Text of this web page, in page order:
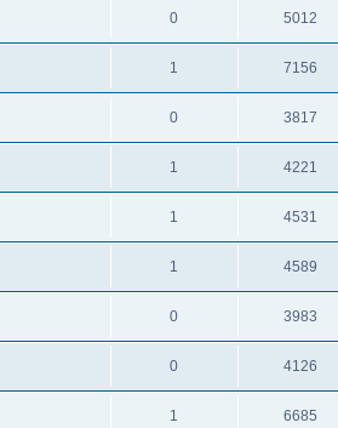
0 5012
1 7156
0 3817
1 4221
1 4531
1 4589
0 3983
0 4126
1 6685